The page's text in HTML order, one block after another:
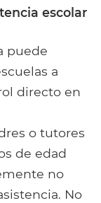
escolar
puede
a
directo en
o tutores
de edad
no
No